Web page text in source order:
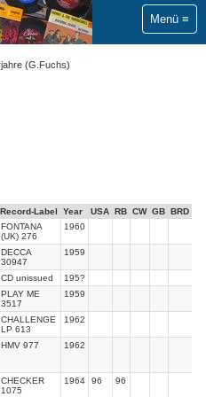
Menü
(G.Fuchs)
Record-Label Year USA RB CW GB BRD
FONTANA
(UK) 276
1960
DECCA
30947
1959
CD unissued
195?
PLAY ME
3517
1959
CHALLENGE
LP 613
1962
HMV 977 1962
CHECKER
1075
1964 96 96